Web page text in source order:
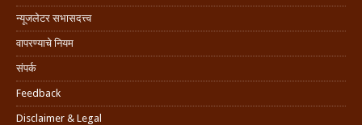
न्यूजलेटर सभासदत्त्व
वापरण्याचे नियम
संपर्क
Feedback
Disclaimer & Legal